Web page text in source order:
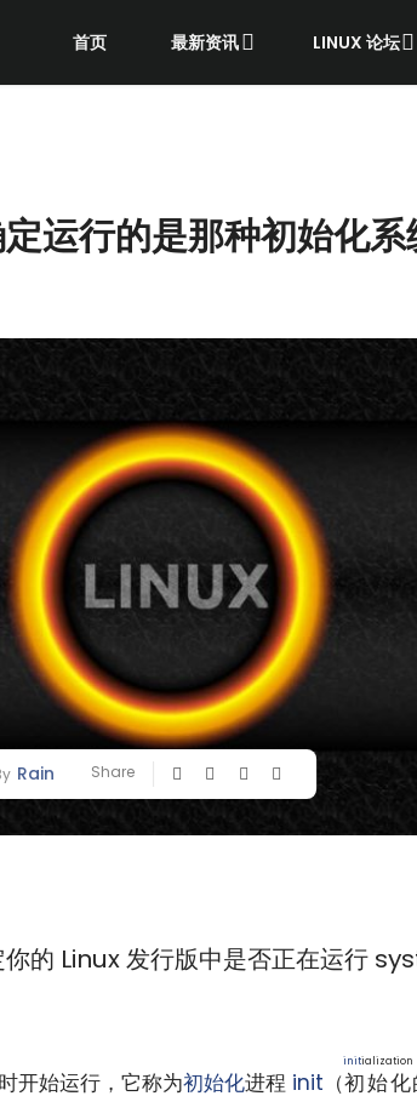
首页 最新资讯 LINUX 论坛
运行的是那种初始化系
Rain Share
的 Linux 发行版中是否正在运行
开始运行，它称为初始化进程 init （初始化
initialization